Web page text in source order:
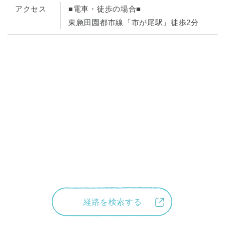
アクセス
■電車・徒歩の場合■
東急田園都市線「市が尾駅」徒歩2分
経路を検索する